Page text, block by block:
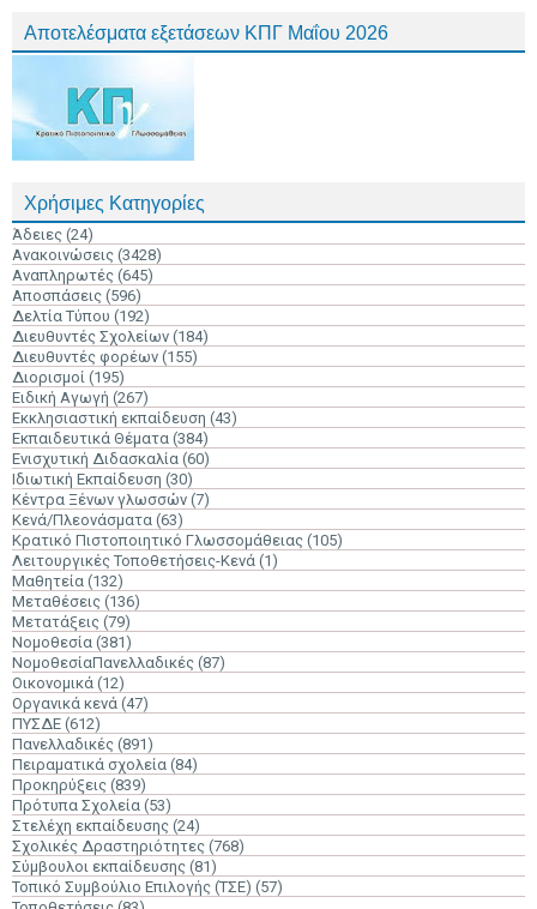
Αποτελέσματα εξετάσεων ΚΠΓ Μαΐου 2026
Χρήσιμες Κατηγορίες
Άδειες (24)
Ανακοινώσεις (3428)
Αναπληρωτές (645)
Αποσπάσεις (596)
Δελτία Τύπου (192)
Διευθυντές Σχολείων (184)
Διευθυντές φορέων (155)
Διορισμοί (195)
Ειδική Αγωγή (267)
Εκκλησιαστική εκπαίδευση (43)
Εκπαιδευτικά Θέματα (384)
Ενισχυτική Διδασκαλία (60)
Ιδιωτική Εκπαίδευση (30)
Κέντρα Ξένων γλωσσών (7)
Κενά/Πλεονάσματα (63)
Κρατικό Πιστοποιητικό Γλωσσομάθειας (105)
Λειτουργικές Τοποθετήσεις-Κενά (1)
Μαθητεία (132)
Μεταθέσεις (136)
Μετατάξεις (79)
Νομοθεσία (381)
ΝομοθεσίαΠανελλαδικές (87)
Οικονομικά (12)
Οργανικά κενά (47)
ΠΥΣΔΕ (612)
Πανελλαδικές (891)
Πειραματικά σχολεία (84)
Προκηρύξεις (839)
Πρότυπα Σχολεία (53)
Στελέχη εκπαίδευσης (24)
Σχολικές Δραστηριότητες (768)
Σύμβουλοι εκπαίδευσης (81)
Τοπικό Συμβούλιο Επιλογής (ΤΣΕ) (57)